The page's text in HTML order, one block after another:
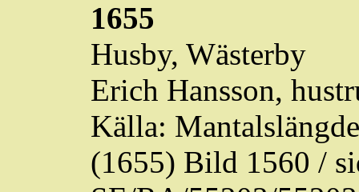
1655
Husby, Wästerby
Erich Hansson,
Källa:
(1655) Bild 1560 /